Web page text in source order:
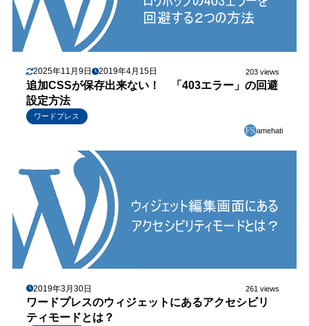
2025年11月9日 2019年4月15日 203 views
追加CSSが保存出来ない！ 「403エラー」の回避
設定方法
ワードプレス
amehati
2019年3月30日 261 views
ワードプレスのウィジェットにあるアクセシビリ
ティモードとは？